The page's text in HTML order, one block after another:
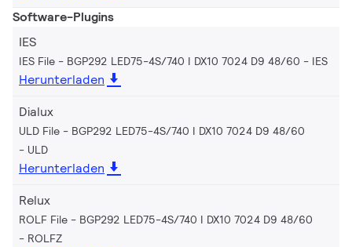
Software-Plugins
IES
IES File - BGP292 LED75-4S/740 I DX10 7024 D9 48/60 IES
Herunterladen
Dialux
ULD File - BGP292 LED75-4S/740 I DX10 7024 D9 48/60
ULD
Herunterladen
Relux
ROLF File - BGP292 LED75-4S/740 I DX10 7024 D9 48/60
ROLFZ